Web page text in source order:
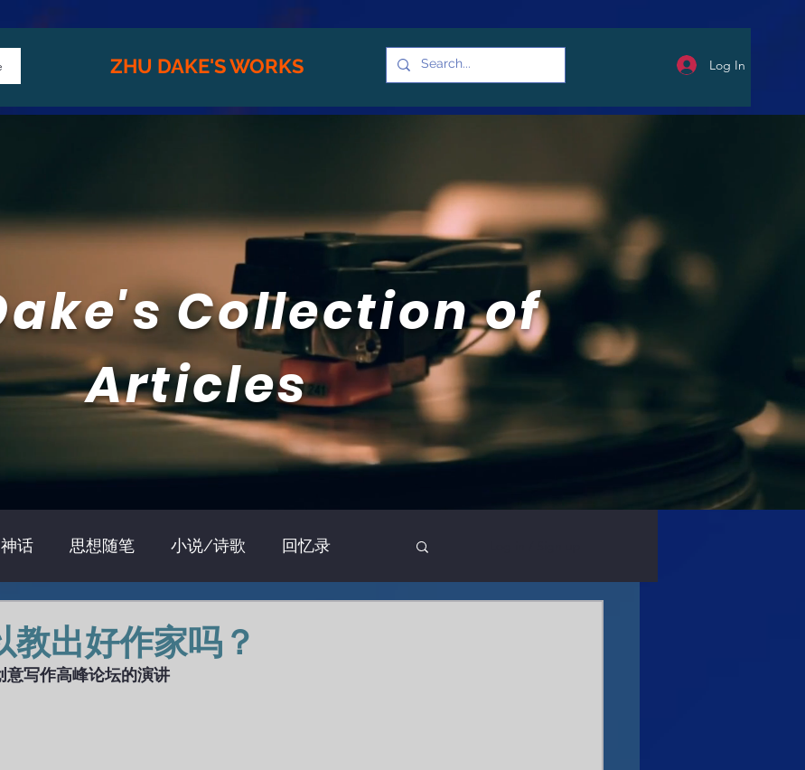
ZHU DAKE'S WORKS Log In
Collection of
Articles
话 思想随笔 小说/诗歌 回忆录
教出好作家吗？
写作高峰论坛的演讲